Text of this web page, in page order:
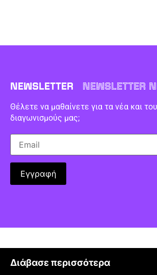
NEWSLETTER NEWSLETTER
Θέλετε να μαθαίνετε για τα νέα και
διαγωνισμούς μας;
Διάβασε περισσότερα